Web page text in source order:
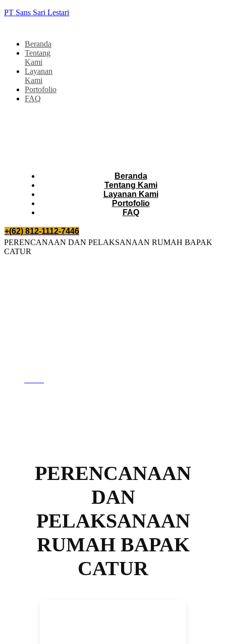
PT Sans Sari Lestari
Beranda
Tentang
Kami
Layanan
Kami
Portofolio
FAQ
Beranda
Tentang Kami
Layanan Kami
Portofolio
FAQ
+(62) 812-1112-7446
PERENCANAAN DAN PELAKSANAAN RUMAH BAPAK
CATUR
PERENCANAAN
DAN
PELAKSANAAN
RUMAH BAPAK
CATUR